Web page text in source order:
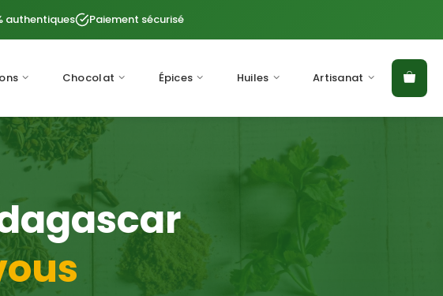
authentiques Paiement sécurisé
Chocolat Épices Huiles Artisanat